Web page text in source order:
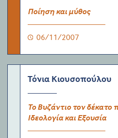
Ποίηση και μύθος
06/11/2007
Τόνια Κιουσοπούλου
Το Βυζάντιο τον
Ιδεολογία και Εξουσία